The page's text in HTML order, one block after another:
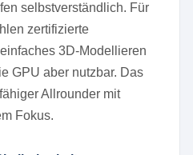
selbstverständlich. Für
zertifizierte
3D-Modellieren
GPU aber nutzbar. Das
Allrounder mit
Fokus.